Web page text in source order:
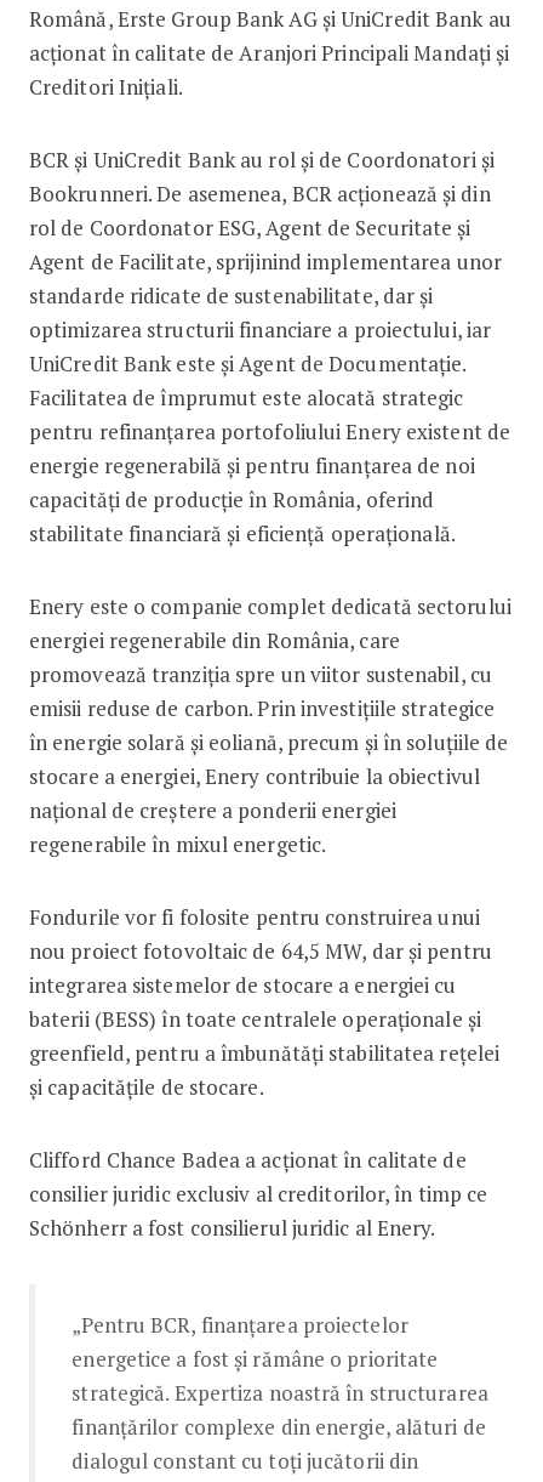
Română, Erste Group Bank AG și UniCredit Bank au
acționat în calitate de Aranjori Principali Mandați și
Creditori Inițiali.
BCR și UniCredit Bank au rol și de Coordonatori și
Bookrunneri. De asemenea, BCR acționează și din
rol de Coordonator ESG, Agent de Securitate și
Agent de Facilitate, sprijinind implementarea unor
standarde ridicate de sustenabilitate, dar și
optimizarea structurii financiare a proiectului, iar
UniCredit Bank este și Agent de Documentație.
Facilitatea de împrumut este alocată strategic
pentru refinanțarea portofoliului Enery existent de
energie regenerabilă și pentru finanțarea de noi
capacități de producție în România, oferind
stabilitate financiară și eficiență operațională.
Enery este o companie complet dedicată sectorului
energiei regenerabile din România, care
promovează tranziția spre un viitor sustenabil, cu
emisii reduse de carbon. Prin investițiile strategice
în energie solară și eoliană, precum și în soluțiile de
stocare a energiei, Enery contribuie la obiectivul
național de creștere a ponderii energiei
regenerabile în mixul energetic.
Fondurile vor fi folosite pentru construirea unui
nou proiect fotovoltaic de 64,5 MW, dar și pentru
integrarea sistemelor de stocare a energiei cu
baterii (BESS) în toate centralele operaționale și
greenfield, pentru a îmbunătăți stabilitatea rețelei
și capacitățile de stocare.
Clifford Chance Badea a acționat în calitate de
consilier juridic exclusiv al creditorilor, în timp ce
Schönherr a fost consilierul juridic al Enery.
„Pentru BCR, finanțarea proiectelor
energetice a fost și rămâne o prioritate
strategică. Expertiza noastră în structurarea
finanțărilor complexe din energie, alături de
dialogul constant cu toți jucătorii din